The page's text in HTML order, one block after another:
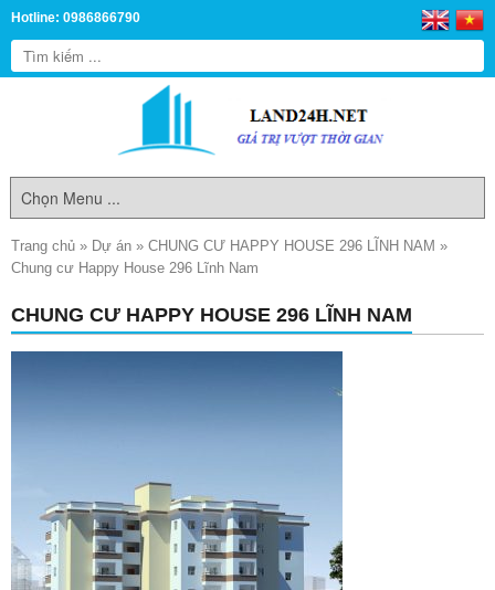
Hotline: 0986866790
Trang chủ » Dự án » CHUNG CƯ HAPPY HOUSE 296 LĨNH NAM »
Chung cư Happy House 296 Lĩnh Nam
CHUNG CƯ HAPPY HOUSE 296 LĨNH NAM